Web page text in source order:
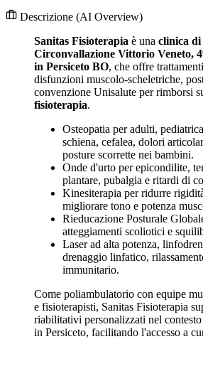
Descrizione (AI Overview)
Sanitas Fisioterapia è una clinica
Circonvallazione Vittorio Veneto,
in Persiceto BO, che offre
disfunzioni muscolo-scheletriche,
convenzione Unisalute per rimborsi
fisioterapia.
Osteopatia per adulti,
schiena, cefalea, dolori
posture scorrette nei bambini.
Onde d'urto per epicondilite,
plantare, pubalgia e ritardi di
Kinesiterapia per ridurre
migliorare tono e potenza
Rieducazione Posturale
atteggiamenti scoliotici e
Laser ad alta potenza,
drenaggio linfatico,
immunitario.
Come poliambulatorio con equipe
e fisioterapisti, Sanitas Fisioterapia
riabilitativi personalizzati nel
in Persiceto, facilitando l'accesso a